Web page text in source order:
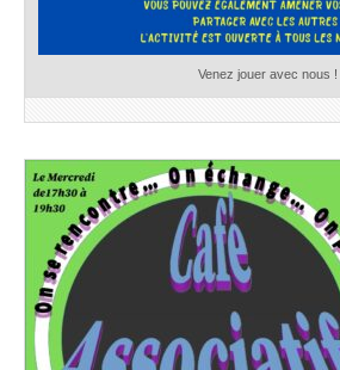
Venez jouer avec nous !